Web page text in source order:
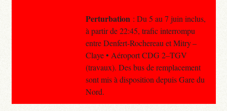
Perturbation : Du 5 au 7 juin inclus,
à partir de 22:45, trafic interrompu
entre Denfert-Rochereau et Mitry –
Claye • Aéroport CDG 2–TGV
(travaux). Des bus de remplacement
sont mis à disposition depuis Gare du
Nord.